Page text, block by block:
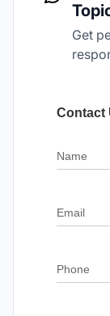
Get